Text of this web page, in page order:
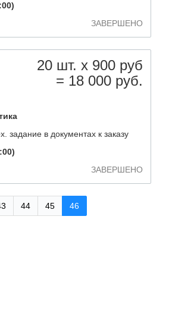
ЗАВЕРШЕНО
20 шт. х 900 руб
= 18 000 руб.
задание в документах к заказу
ЗАВЕРШЕНО
44 45 46